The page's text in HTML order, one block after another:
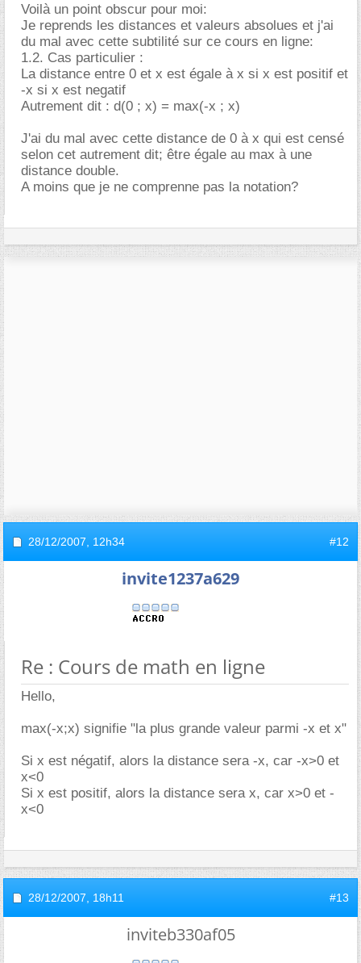
Voilà un point obscur pour moi:
Je reprends les distances et valeurs absolues et j'ai
du mal avec cette subtilité sur ce cours en ligne:
1.2. Cas particulier :
La distance entre 0 et x est égale à x si x est positif et
-x si x est negatif
Autrement dit : d(0 ; x) = max(-x ; x)
J'ai du mal avec cette distance de 0 à x qui est censé
selon cet autrement dit; être égale au max à une
distance double.
A moins que je ne comprenne pas la notation?
28/12/2007, 12h34 #12
invite1237a629
Re : Cours de math en ligne
Hello,
max(-x;x) signifie "la plus grande valeur parmi -x et x"
Si x est négatif, alors la distance sera -x, car -x>0 et
x<0
Si x est positif, alors la distance sera x, car x>0 et -
x<0
28/12/2007, 18h11 #13
inviteb330af05